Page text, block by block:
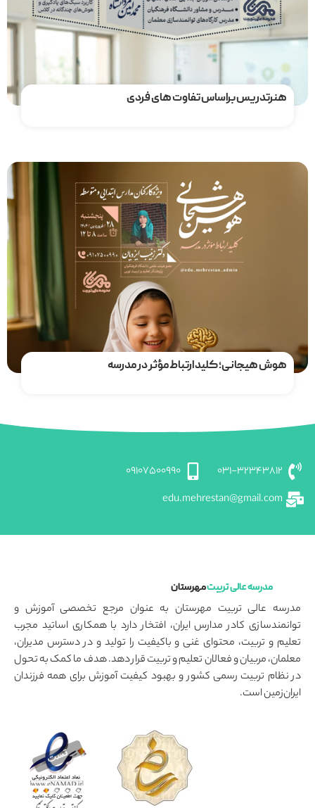
هنرتدریس براساس تفاوت های فردی
مشاهده دوره
هوش هیجانی؛ کلید ارتباط مؤثر در مدرسه
031-32343812
09107500990
edu.mehrestan@gmail.com
مدرسه عالی تربیتمهرستان
مدرسه عالی تربیت مهرستان به عنوان مرجع تخصصی آموزش و
توانمندسازی کادر مدارس ایران، افتخار دارد با همکاری اساتید مجرب
تعلیم و تربیت، محتوای غنی و باکیفیت را تولید و در دسترس مدیران،
معلمان، مربیان و فعالان تعلیم و تربیت قرار دهد. هدف ما کمک به تحول
در نظام تربیت رسمی کشور و بهبود کیفیت آموزش برای همه فرزندان
ایران‌زمین است.